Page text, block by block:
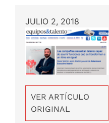
JULIO 2, 2018
VER ARTÍCULO
ORIGINAL